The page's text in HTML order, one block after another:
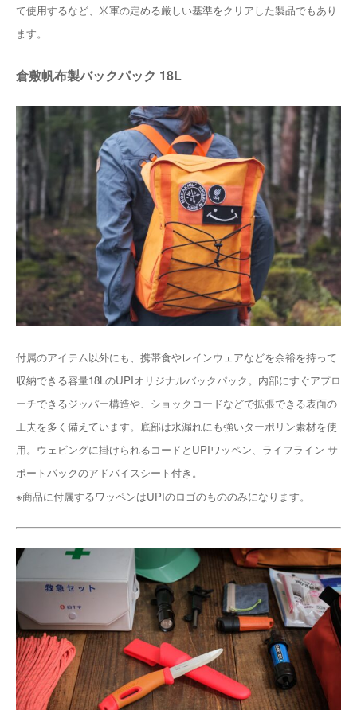
て使用するなど、米軍の定める厳しい基準をクリアした製品でもあり
ます。
倉敷帆布製バックパック 18L
付属のアイテム以外にも、携帯食やレインウェアなどを余裕を持って
収納できる容量18LのUPIオリジナルバックパック。内部にすぐアプロ
ーチできるジッパー構造や、ショックコードなどで拡張できる表面の
工夫を多く備えています。底部は水漏れにも強いターポリン素材を使
用。ウェビングに掛けられるコードとUPIワッペン、ライフライン サ
ポートパックのアドバイスシート付き。
※商品に付属するワッペンはUPIのロゴのもののみになります。